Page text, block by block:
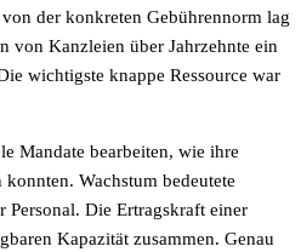
der konkreten Gebührennorm lag
von Kanzleien über Jahrzehnte ein
wichtigste knappe Ressource war
Mandate bearbeiten, wie ihre
Wachstum bedeutete
Personal. Die Ertragskraft einer
Kapazität zusammen. Genau